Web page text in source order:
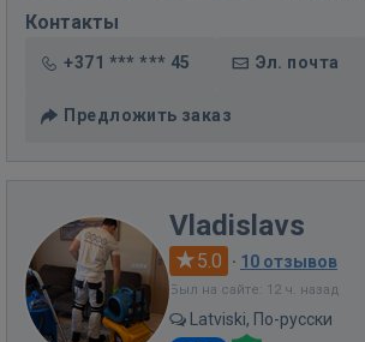
Контакты
+371 *** *** 45 Эл. почта
Предложить заказ
Vladislavs
5.0 · 10 отзывов
Был на сайте: 12 ч. назад
Latviski, По-русски